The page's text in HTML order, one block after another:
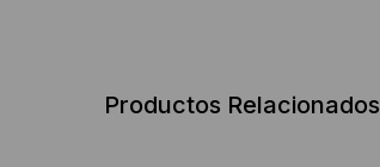
Productos Relacionados